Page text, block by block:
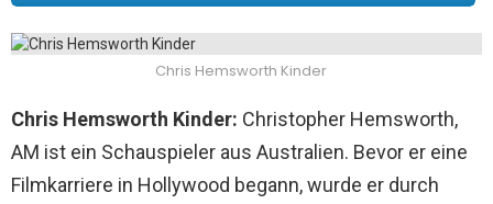
Chris Hemsworth Kinder
Chris Hemsworth Kinder: Christopher Hemsworth,
AM ist ein Schauspieler aus Australien. Bevor er eine
Filmkarriere in Hollywood begann, wurde er durch